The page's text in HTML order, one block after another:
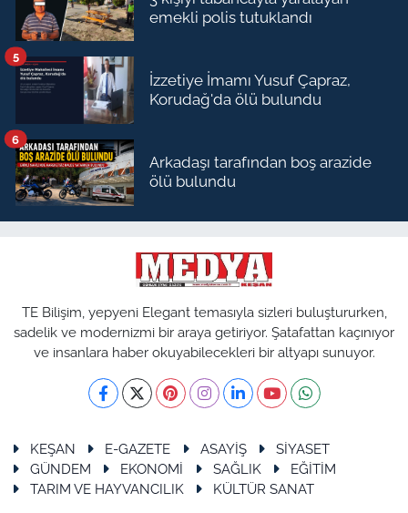
emekli polis tutuklandı
İzzetiye İmamı Yusuf Çapraz,
Korudağ'da ölü bulundu
5
Arkadaşı tarafından boş arazide
ölü bulundu
6
TE Bilişim, yepyeni Elegant temasıyla sizleri buluştururken,
sadelik ve modernizmi bir araya getiriyor. Şatafattan kaçınıyor
ve insanlara haber okuyabilecekleri bir altyapı sunuyor.
KEŞAN E-GAZETE ASAYİŞ
SİYASET
GÜNDEM
EKONOMİ SAĞLIK
EĞİTİM
TARIM VE HAYVANCILIK
KÜLTÜR SANAT